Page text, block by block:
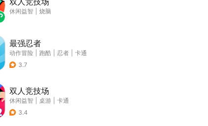
休闲益智 烧脑
最强忍者
动作冒险 跑酷 忍者
卡通
3.7
双人竞技场
休闲益智 桌游
卡通
3.4